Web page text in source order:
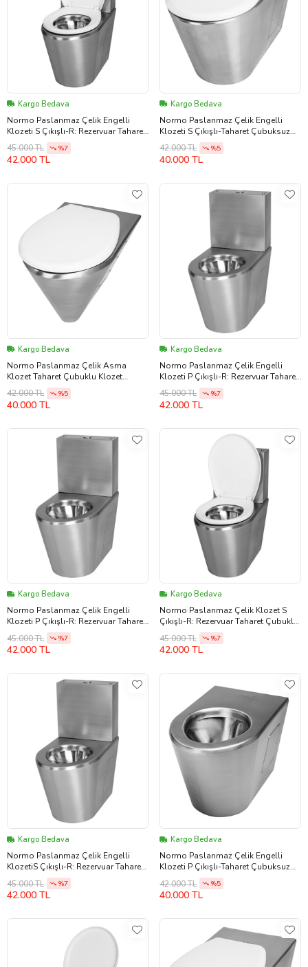
Kargo Bedava
Normo Paslanmaz Çelik Engelli
Klozeti S Çıkışlı-R: Rezervuar Taharet
Çubuklu 370x700x800mm (NRC-
6038-SBRL)
45.000 TL %7
42.000 TL
Kargo Bedava
Normo Paslanmaz Çelik Engelli
Klozeti S Çıkışlı-Taharet Çubuksuz
370x700x460mm (NRC-6038-SXXX)
42.000 TL %5
40.000 TL
Kargo Bedava
Normo Paslanmaz Çelik Asma
Klozet Taharet Çubuklu Klozet
Kapaksız Bas Butonlu
370x580x350mm (NRC-6036-PBXT)
42.000 TL %5
40.000 TL
Kargo Bedava
Normo Paslanmaz Çelik Engelli
Klozeti P Çıkışlı-R: Rezervuar Taharet
Çubuksuz 370x700x800mm (NRC-
6038-PXRL)
45.000 TL %7
42.000 TL
Kargo Bedava
Normo Paslanmaz Çelik Engelli
Klozeti P Çıkışlı-R: Rezervuar Taharet
Çubuksuz 370x700x800mm (NRC-
6038-PXRX)
45.000 TL %7
42.000 TL
Kargo Bedava
Normo Paslanmaz Çelik Klozet S
Çıkışlı-R: Rezervuar Taharet Çubuklu
370x610x740mm (NRC-6035-SBRL)
45.000 TL %7
42.000 TL
Kargo Bedava
Normo Paslanmaz Çelik Engelli
KlozetiS Çıkışlı-R: Rezervuar Taharet
Çubuksuz 370x700x800mm (NRC-
6038-SXRX)
45.000 TL %7
42.000 TL
Kargo Bedava
Normo Paslanmaz Çelik Engelli
Klozeti P Çıkışlı-Taharet Çubuksuz
370x700x460mm (NRC-6038-PXXX)
42.000 TL %5
40.000 TL